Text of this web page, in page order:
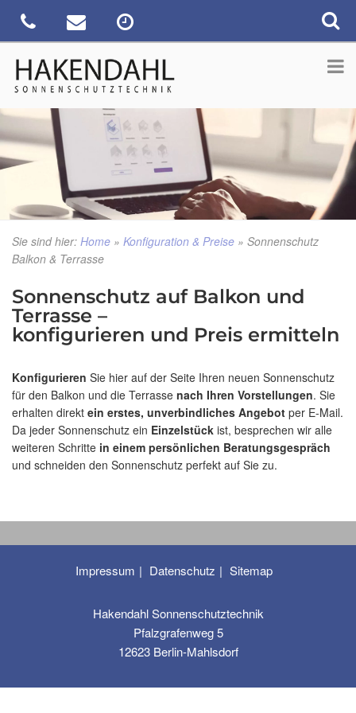
Sie sind hier: Home » Konfiguration & Preise » Sonnenschutz
Balkon & Terrasse
Sonnenschutz auf Balkon und
Terrasse –
konfigurieren und Preis ermitteln
Konfigurieren Sie hier auf der Seite Ihren neuen Sonnenschutz
für den Balkon und die Terrasse nach Ihren Vorstellungen. Sie
erhalten direkt ein erstes, unverbindliches Angebot per E-Mail.
Da jeder Sonnenschutz ein Einzelstück ist, besprechen wir alle
weiteren Schritte in einem persönlichen Beratungsgespräch
und schneiden den Sonnenschutz perfekt auf Sie zu.
Impressum Datenschutz Sitemap
Hakendahl Sonnenschutztechnik
Pfalzgrafenweg 5
12623 Berlin-Mahlsdorf